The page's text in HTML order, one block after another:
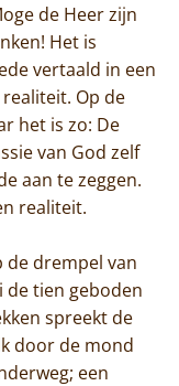
de Heer zijn
Het is
vertaald in een
Op de
het is zo: De
van God zelf
aan te zeggen.
realiteit.
de drempel van
de tien geboden
spreekt de
door de mond
een